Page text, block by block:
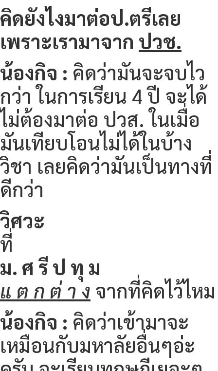
คิดยังไงมาต่อป.ตรีเลย
เพราะเรามาจาก ปวช.
น้องกิจ : คิดว่ามันจะจบไว
กว่า ในการเรียน 4 ปี จะได้
ไม่ต้องมาต่อ ปวส. ในเมื่อ
มันเทียบโอนไม่ได้ในบ้าง
วิชา เลยคิดว่ามันเป็นทางที่
ดีกว่า
วิศวะ
ที่
ม. ศ รี ป ทุ ม
แ ต ก ต่ า ง จากที่คิดไว้ไหม
น้องกิจ : คิดว่าเข้ามาจะ
เหมือนกับมหาลัยอื่นๆอ่ะ